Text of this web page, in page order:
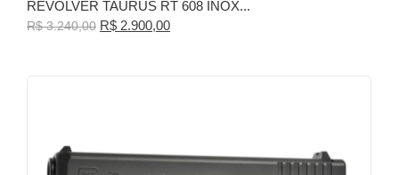
REVÓLVER TAURUS RT 608 INOX...
R$3.240,00 R$ 2.900,00